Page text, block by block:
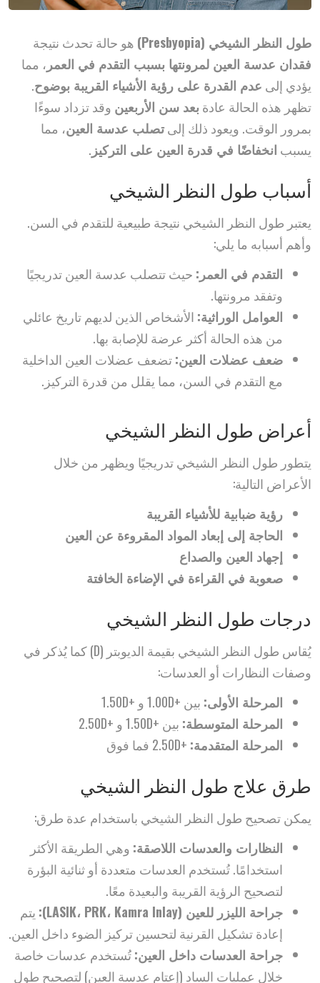
طول النظر الشيخي (Presbyopia)
هو حالة تحدث نتيجة
فقدان عدسة العين لمرونتها بسبب التقدم في العمر ، مما
يؤدي إلى عدم القدرة على رؤية الأشياء القريبة بوضوح.
تظهر هذه الحالة عادة بعد سن الأربعين وقد تزداد سوءًا
بمرور الوقت. ويعود ذلك إلىتصلب عدسة العين، مما
يسبب انخفاضًا في قدرة العين على التركيز .
أسباب طول النظر الشيخي
يعتبر طول النظر الشيخي نتيجة طبيعية للتقدم في السن.
وأهم أسبابه ما يلي:
التقدم في العمر: حيث تتصلب عدسة العين تدريجيًا
وتفقد مرونتها.
العوامل الوراثية: الأشخاص الذين لديهم تاريخ عائلي
من هذه الحالة أكثر عرضة للإصابة بها.
ضعف عضلات العين:تضعف عضلات العين الداخلية
مع التقدم في السن، مما يقلل من قدرة التركيز.
أعراض طول النظر الشيخي
يتطور طول النظر الشيخي تدريجيًا ويظهر من خلال
الأعراض التالية:
رؤية ضبابية للأشياء القريبة
الحاجة إلى إبعاد المواد المقروءة عن العين
إجهاد العين والصداع
صعوبة في القراءة في الإضاءة الخافتة
درجات طول النظر الشيخي
يُقاس طول النظر الشيخي بقيمة الديوبتر (D) كما يُذكر في
وصفات النظارات أو العدسات:
المرحلة الأولى: بين +1.00D و +1.50D
المرحلة المتوسطة: بين +1.50D و +2.50D
المرحلة المتقدمة: +2.50D فما فوق
طرق علاج طول النظر الشيخي
يمكن تصحيح طول النظر الشيخي باستخدام عدة طرق:
النظارات والعدسات اللاصقة: وهي الطريقة الأكثر
استخدامًا. تُستخدم العدسات متعددة أو ثنائية البؤرة
لتصحيح الرؤية القريبة والبعيدة معًا.
جراحة الليزر للعين (LASIK، PRK، Kamra Inlay):
يتم
إعادة تشكيل القرنية لتحسين تركيز الضوء داخل العين.
جراحة العدسات داخل العين:تُستخدم عدسات خاصة
خلال عمليات الساد (إعتام عدسة العين) لتصحيح طول